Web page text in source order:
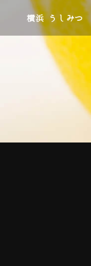
横浜 うしみつ